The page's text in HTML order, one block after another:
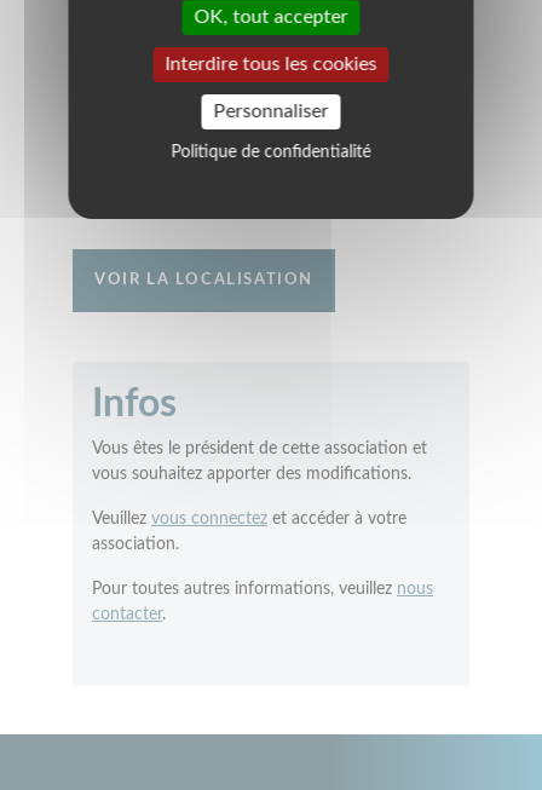
Coordonnées
Quai de Lattre de Tassigny
VOIR LA LOCALISATION
Infos
Vous êtes le président de cette association et
vous souhaitez apporter des modifications.
Veuillez vous connectez et accéder à votre
association.
Pour toutes autres informations, veuillez nous
contacter.
OK, tout accepter
Interdire tous les cookies
Personnaliser
Politique de confidentialité